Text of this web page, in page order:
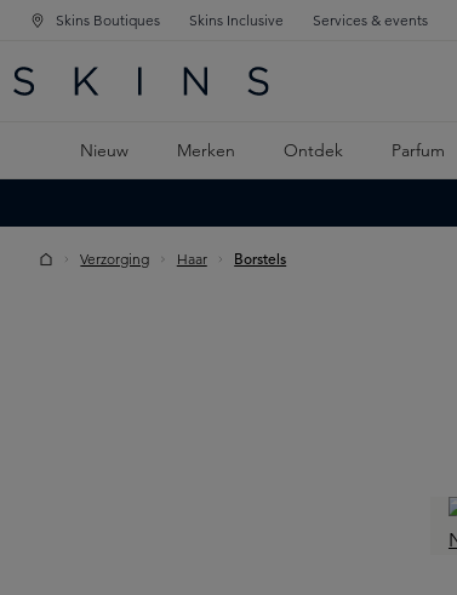
NAVIGATIE
DE HOOFDINHOUD
Skins Boutiques Skins Inclusive Services & events
Nieuw Merken Ontdek Parfum
Verzorging Haar Borstels